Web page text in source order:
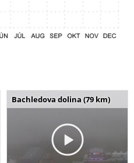
Bachledova dolina (79 km)